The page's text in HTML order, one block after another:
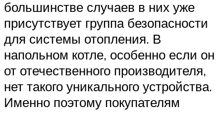
большинстве случаев в них уже
присутствует группа безопасности
для системы отопления. В
напольном котле, особенно если он
от отечественного производителя,
нет такого уникального устройства.
Именно поэтому покупателям